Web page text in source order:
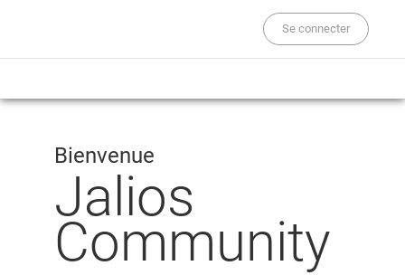
Se connecter
Bienvenue
Jalios
Community